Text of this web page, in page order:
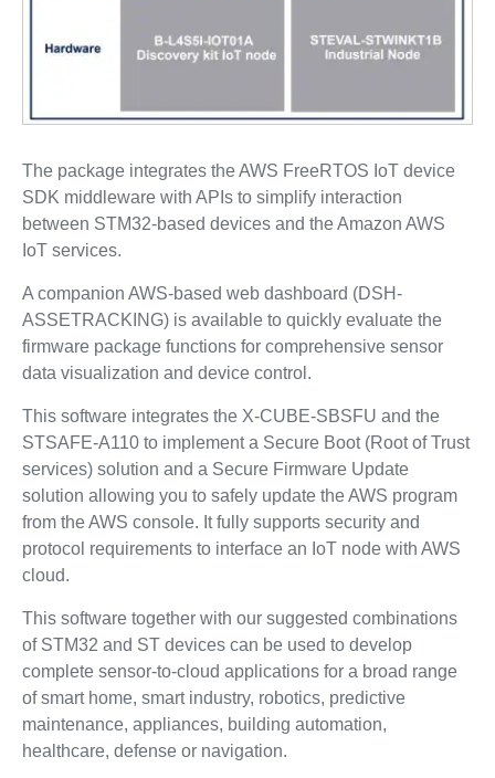
The package integrates the AWS FreeRTOS IoT device
SDK middleware with APIs to simplify interaction
between STM32-based devices and the Amazon AWS
IoT services.
A companion AWS-based web dashboard (DSH-
ASSETRACKING) is available to quickly evaluate the
firmware package functions for comprehensive sensor
data visualization and device control.
This software integrates the X-CUBE-SBSFU and the
STSAFE-A110 to implement a Secure Boot (Root of Trust
services) solution and a Secure Firmware Update
solution allowing you to safely update the AWS program
from the AWS console. It fully supports security and
protocol requirements to interface an IoT node with AWS
cloud.
This software together with our suggested combinations
of STM32 and ST devices can be used to develop
complete sensor-to-cloud applications for a broad range
of smart home, smart industry, robotics, predictive
maintenance, appliances, building automation,
healthcare, defense or navigation.